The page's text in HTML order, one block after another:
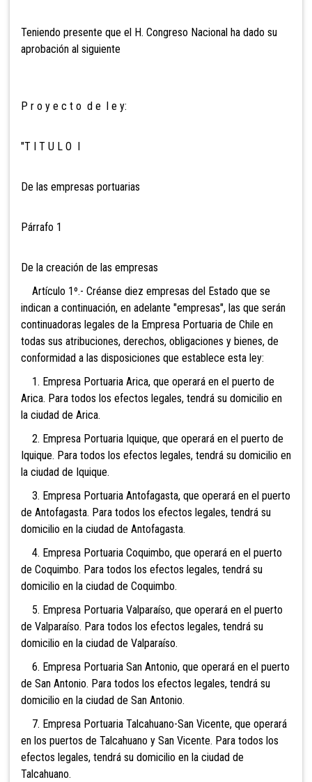
Teniendo presente que el H. Congreso Nacional ha dado su
aprobación al siguiente
P r o y e c t o d e l e y:
"T I T U L O I
De las empresas portuarias
Párrafo 1
De la creación de las empresas
Artículo 1º.- Créanse diez empresas del Estado que se
indican a continuación, en adelante "empresas", las que serán
continuadoras legales de la Empresa Portuaria de Chile en
todas sus atribuciones, derechos, obligaciones y bienes, de
conformidad a las disposiciones que establece esta ley:
1. Empresa Portuaria Arica, que operará en el puerto de
Arica. Para todos los efectos legales, tendrá su domicilio en
la ciudad de Arica.
2. Empresa Portuaria Iquique, que operará en el puerto de
Iquique. Para todos los efectos legales, tendrá su domicilio en
la ciudad de Iquique.
3. Empresa Portuaria Antofagasta, que operará en el puerto
de Antofagasta. Para todos los efectos legales, tendrá su
domicilio en la ciudad de Antofagasta.
4. Empresa Portuaria Coquimbo, que operará en el puerto
de Coquimbo. Para todos los efectos legales, tendrá su
domicilio en la ciudad de Coquimbo.
5. Empresa Portuaria Valparaíso, que operará en el puerto
de Valparaíso. Para todos los efectos legales, tendrá su
domicilio en la ciudad de Valparaíso.
6. Empresa Portuaria San Antonio, que operará en el puerto
de San Antonio. Para todos los efectos legales, tendrá su
domicilio en la ciudad de San Antonio.
7. Empresa Portuaria Talcahuano-San Vicente, que operará
en los puertos de Talcahuano y San Vicente. Para todos los
efectos legales, tendrá su domicilio en la ciudad de
Talcahuano.